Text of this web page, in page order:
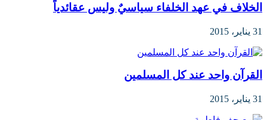
الخلاف في عهد الخلفاء سياسيٌ وليس عقائدياً
31 يناير، 2015
القرآن واحد عند كل المسلمين
31 يناير، 2015